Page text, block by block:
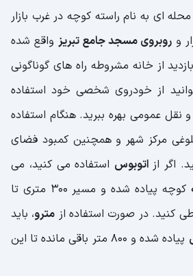
ای به نام راسته کوچه در غرب بازار
وروبروی مسجد جامع تبریزواقع شده
از خانه مشروطه راه های گوناگونی
از خودروی شخصی خود استفاده
نقل عمومی بهره ببرید. هنگام استفاده
مرکز شهر و همچنین کمبود فضای
اگر از اتوبوس استفاده می کنید، می
کوچه پیاده شده و مسیر 300 متری تا
کنید. در صورت استفاده از مترو، باید
پیاده شده و 800 متر باقی مانده تا این